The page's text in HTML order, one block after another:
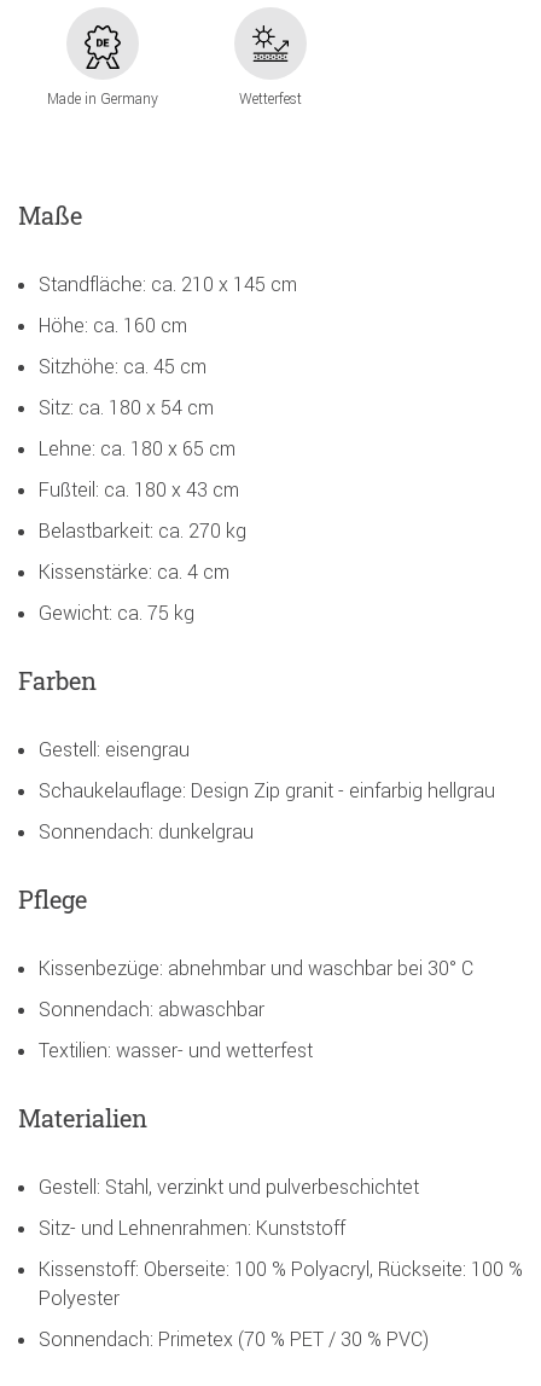
Made in Germany Wetterfest
Maße
Standfläche: ca. 210 x 145 cm
Höhe: ca. 160 cm
Sitzhöhe: ca. 45 cm
Sitz: ca. 180 x 54 cm
Lehne: ca. 180 x 65 cm
Fußteil: ca. 180 x 43 cm
Belastbarkeit: ca. 270 kg
Kissenstärke: ca. 4 cm
Gewicht: ca. 75 kg
Farben
Gestell: eisengrau
Schaukelauflage: Design Zip granit - einfarbig hellgrau
Sonnendach: dunkelgrau
Pflege
Kissenbezüge: abnehmbar und waschbar bei 30° C
Sonnendach: abwaschbar
Textilien: wasser- und wetterfest
Materialien
Gestell: Stahl, verzinkt und pulverbeschichtet
Sitz- und Lehnenrahmen: Kunststoff
Kissenstoff: Oberseite: 100 % Polyacryl, Rückseite: 100 %
Polyester
Sonnendach: Primetex (70 % PET / 30 % PVC)